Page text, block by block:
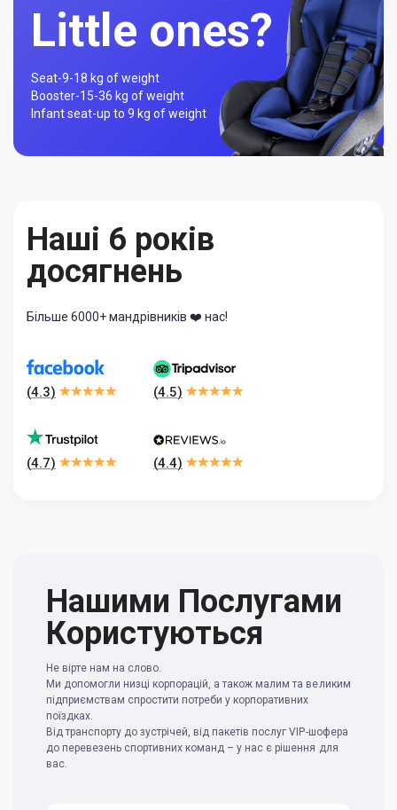
Little ones?
Seat-9-18 kg of weight
Booster-15-36 kg of weight
Infant seat-up to 9 kg of weight
Наші 6 років
досягнень
Більше 6000+ мандрівників ❤️ нас!
(4.3) (4.5)
(4.7) (4.4)
Нашими Послугами
Користуються
Не вірте нам на слово.
Ми допомогли низці корпорацій, а також малим та великим
підприємствам спростити потреби у корпоративних
поїздках.
Від транспорту до зустрічей, від пакетів послуг VIP-шофера
до перевезень спортивних команд – у нас є рішення для
вас.